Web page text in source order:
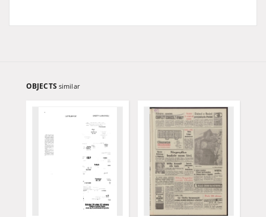
OBJECTS similar